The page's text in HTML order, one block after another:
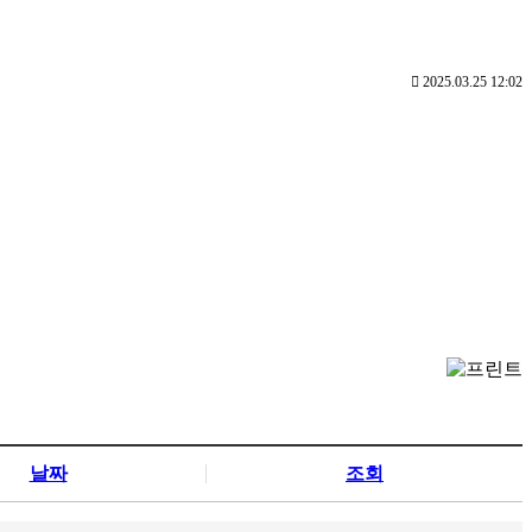
2025.03.25 12:02
날짜 조회